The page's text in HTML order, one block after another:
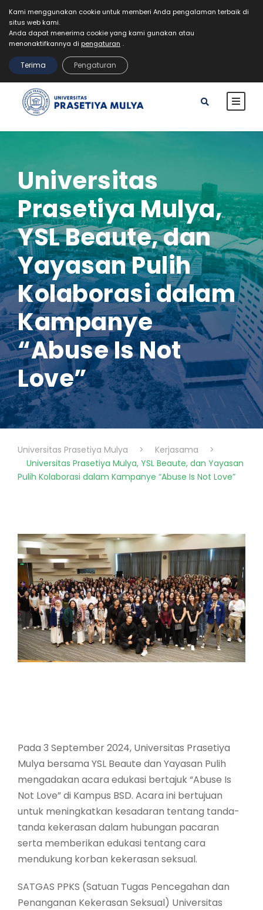
Mahasiswa Staff Alumni
VR Kampus Tur
MyPrasmul
REGISTRASI
Universitas
Prasetiya Mulya,
YSL Beaute, dan
Yayasan Pulih
Kolaborasi dalam
Kampanye
“Abuse Is Not
Love”
Universitas Prasetiya Mulya > Kerjasama
>
Universitas Prasetiya Mulya, YSL Beaute, dan Yayasan
Pulih Kolaborasi dalam Kampanye “Abuse Is Not Love”
Pada 3 September 2024, Universitas Prasetiya
Mulya bersama YSL Beaute dan Yayasan Pulih
mengadakan acara edukasi bertajuk “Abuse Is
Not Love” di Kampus BSD. Acara ini bertujuan
untuk meningkatkan kesadaran tentang tanda-
tanda kekerasan dalam hubungan pacaran
serta memberikan edukasi tentang cara
mendukung korban kekerasan seksual.
SATGAS PPKS (Satuan Tugas Pencegahan dan
Penanganan Kekerasan Seksual) Universitas
Kami menggunakan cookie untuk memberi Anda pengalaman terbaik di
situs web kami.
Anda dapat menerima cookie yang kami gunakan atau
menonaktifkannya di pengaturan .
Terima Pengaturan